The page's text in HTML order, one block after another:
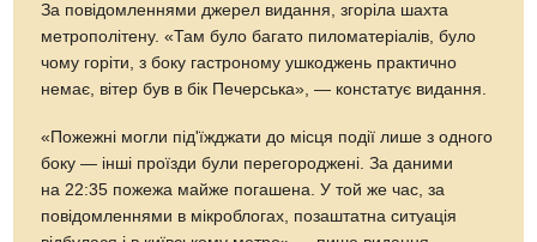
За повідомленнями джерел видання, згоріла шахта
метрополітену. «Там було багато пиломатеріалів, було
чому горіти, з боку гастроному ушкоджень практично
немає, вітер був в бік Печерська», — констатує видання.
«Пожежні могли під'їжджати до місця події лише з одного
боку — інші проїзди були перегороджені. За даними
на 22:35 пожежа майже погашена. У той же час, за
повідомленнями в мікроблогах, позаштатна ситуація